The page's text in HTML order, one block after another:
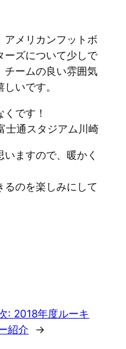
アメリカンフットボ
ーズについて少しで
チームの良い雰囲気
いです。
です！
士通スタジアム川崎
ますので、 暖かく
るのを楽しみにして
共
: 2018年度ルーキ
紹介
→